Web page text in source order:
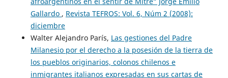
Gallardo , Revista TEFROS: Vol. 6, Núm 2 (2008):
diciembre
Walter Alejandro París, Las gestiones del Padre
Milanesio por el derecho a la posesión de la tierra de
los pueblos originarios, colonos chilenos e
inmigrantes italianos expresadas en sus cartas de